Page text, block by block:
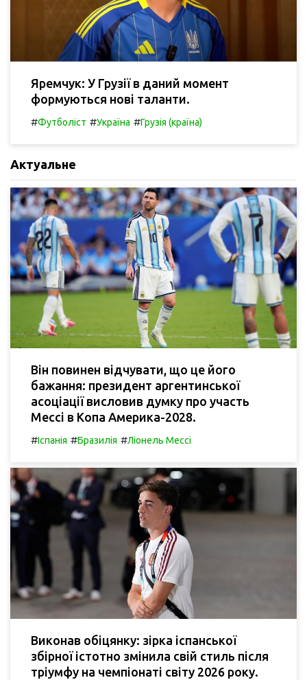
Яремчук: У Грузії в даний момент
формуються нові таланти.
#Футболіст #Україна #Грузія (країна)
Актуальне
Він повинен відчувати, що це його
бажання: президент аргентинської
асоціації висловив думку про участь
Мессі в Копа Америка-2028.
#Іспанія #Бразилія #Ліонель Мессі
Виконав обіцянку: зірка іспанської
збірної істотно змінила свій стиль після
тріумфу на чемпіонаті світу 2026 року.